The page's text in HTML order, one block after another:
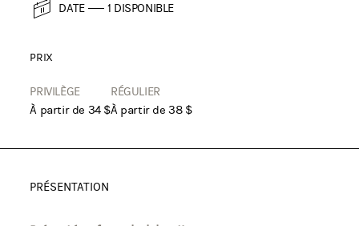
DATE 1 DISPONIBLE
PRIX
PRIVILÈGE
À partir de 34 $
RÉGULIER
À partir de 38 $
PRÉSENTATION